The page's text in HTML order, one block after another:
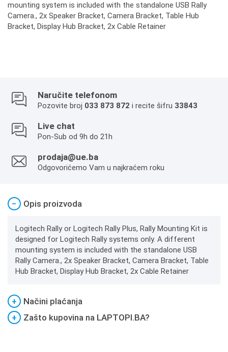
mounting system is included with the standalone USB Rally
Camera., 2x Speaker Bracket, Camera Bracket, Table Hub
Bracket, Display Hub Bracket, 2x Cable Retainer
Naručite telefonom
Pozovite broj 033 873 872 i recite šifru 33843
Live chat
Pon-Sub od 9h do 21h
prodaja@ue.ba
Odgovorićemo Vam u najkraćem roku
− Opis proizvoda
Logitech Rally or Logitech Rally Plus, Rally Mounting Kit is
designed for Logitech Rally systems only. A different
mounting system is included with the standalone USB
Rally Camera., 2x Speaker Bracket, Camera Bracket, Table
Hub Bracket, Display Hub Bracket, 2x Cable Retainer
+
Načini plaćanja
+
Zašto kupovina na LAPTOPI.BA?